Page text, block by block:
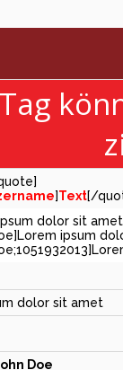
]Text[/
dolor sit
ipsum
dolor sit amet
Doe